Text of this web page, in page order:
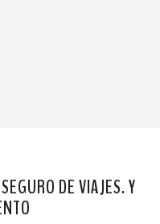
DE VIAJES. Y